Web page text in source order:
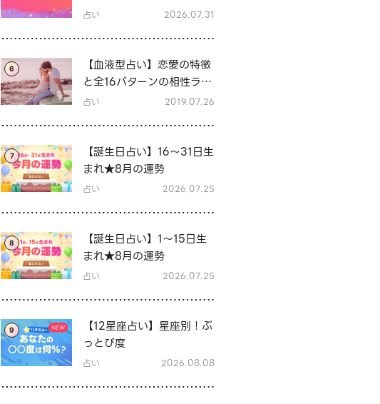
占い 2026.07.31
6
【血液型占い】恋愛の特徴
と全16パターンの相性ラン
キング＆シーン別の恋テク
占い 2019.07.26
7
【誕生日占い】16～31日生
まれ★8月の運勢
占い 2026.07.25
8
【誕生日占い】1～15日生
まれ★8月の運勢
占い 2026.07.25
9
【12星座占い】星座別！ぶ
っとび度
占い 2026.08.08